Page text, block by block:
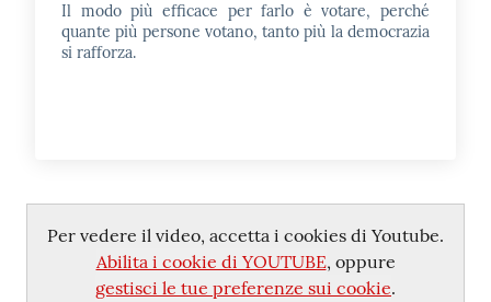
Il modo più efficace per farlo è votare, perché
quante più persone votano, tanto più la democrazia
si rafforza.
Per vedere il video, accetta i cookies di Youtube.
Abilita i cookie di YOUTUBE, oppure
gestisci le tue preferenze sui cookie.